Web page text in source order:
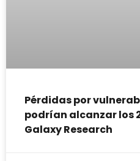
Pérdidas por
podrían alcanzar los
Galaxy Research